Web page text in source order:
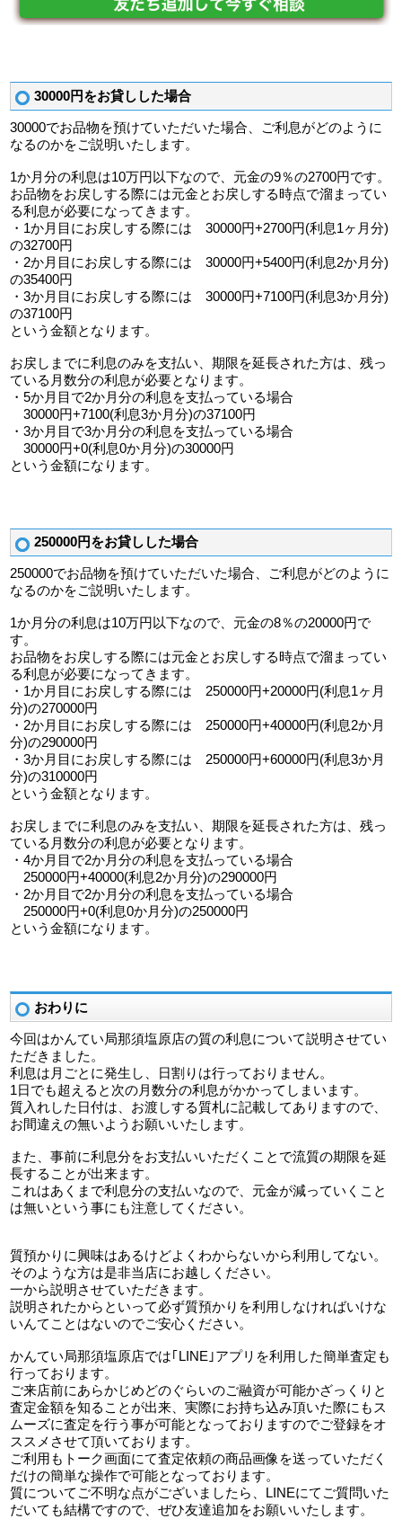
30000円をお貸しした場合
30000でお品物を預けていただいた場合、ご利息がどのように
なるのかをご説明いたします。
1か月分の利息は10万円以下なので、元金の9％の2700円です。
お品物をお戻しする際には元金とお戻しする時点で溜まってい
る利息が必要になってきます。
・1か月目にお戻しする際には 30000円+2700円(利息1ヶ月分)
の32700円
・2か月目にお戻しする際には 30000円+5400円(利息2か月分)
の35400円
・3か月目にお戻しする際には 30000円+7100円(利息3か月分)
の37100円
という金額となります。
お戻しまでに利息のみを支払い、期限を延長された方は、残っ
ている月数分の利息が必要となります。
・5か月目で2か月分の利息を支払っている場合
30000円+7100(利息3か月分)の37100円
・3か月目で3か月分の利息を支払っている場合
30000円+0(利息0か月分)の30000円
という金額になります。
250000円をお貸しした場合
250000でお品物を預けていただいた場合、ご利息がどのように
なるのかをご説明いたします。
1か月分の利息は10万円以下なので、元金の8％の20000円で
す。
お品物をお戻しする際には元金とお戻しする時点で溜まってい
る利息が必要になってきます。
・1か月目にお戻しする際には 250000円+20000円(利息1ヶ月
分)の270000円
・2か月目にお戻しする際には 250000円+40000円(利息2か月
分)の290000円
・3か月目にお戻しする際には 250000円+60000円(利息3か月
分)の310000円
という金額となります。
お戻しまでに利息のみを支払い、期限を延長された方は、残っ
ている月数分の利息が必要となります。
・4か月目で2か月分の利息を支払っている場合
250000円+40000(利息2か月分)の290000円
・2か月目で2か月分の利息を支払っている場合
250000円+0(利息0か月分)の250000円
という金額になります。
おわりに
今回はかんてい局那須塩原店の質の利息について説明させてい
ただきました。
利息は月ごとに発生し、日割りは行っておりません。
1日でも超えると次の月数分の利息がかかってしまいます。
質入れした日付は、お渡しする質札に記載してありますので、
お間違えの無いようお願いいたします。
また、事前に利息分をお支払いいただくことで流質の期限を延
長することが出来ます。
これはあくまで利息分の支払いなので、元金が減っていくこと
は無いという事にも注意してください。
質預かりに興味はあるけどよくわからないから利用してない。
そのような方は是非当店にお越しください。
一から説明させていただきます。
説明されたからといって必ず質預かりを利用しなければいけな
いんてことはないのでご安心ください。
かんてい局那須塩原店では｢LINE｣アプリを利用した簡単査定も
行っております。
ご来店前にあらかじめどのぐらいのご融資が可能かざっくりと
査定金額を知ることが出来、実際にお持ち込み頂いた際にもス
ムーズに査定を行う事が可能となっておりますのでご登録をオ
ススメさせて頂いております。
ご利用もトーク画面にて査定依頼の商品画像を送っていただく
だけの簡単な操作で可能となっております。
質についてご不明な点がございましたら、LINEにてご質問いた
だいても結構ですので、ぜひ友達追加をお願いいたします。